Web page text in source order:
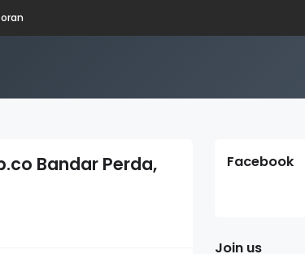
Bandar Perda,
Facebook
Join us